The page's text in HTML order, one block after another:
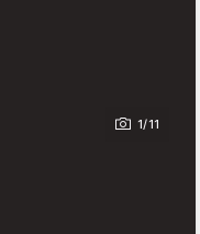
1/11